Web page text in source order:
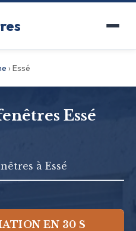
›Essé
Essé
à Essé
EN 30 S